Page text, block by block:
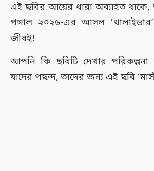
এই ছবির আয়ের ধারা অব্যাহত
পঙ্গাল ২০২৬-এর আসল
জীবই!
আপনি কি ছবিটি দেখার
যাদের পছন্দ, তাদের জন্য এই ছবি